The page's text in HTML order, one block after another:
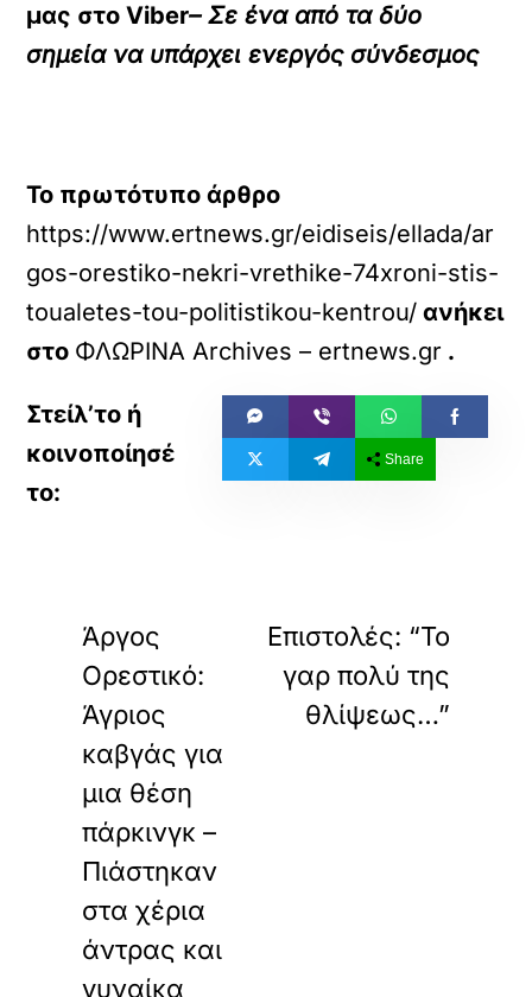
μας στοViber– Σε ένα από τα δύο
σημεία να υπάρχει ενεργός σύνδεσμος
Το πρωτότυπο άρθρο
https://www.ertnews.gr/eidiseis/ellada/ar
gos-orestiko-nekri-vrethike-74xroni-stis-
toualetes-tou-politistikou-kentrou/ ανήκει
στο ΦΛΩΡΙΝΑ Archives – ertnews.gr .
Share
Άργος
Ορεστικό:
Άγριος
καβγάς για
μια θέση
πάρκινγκ –
Πιάστηκαν
στα χέρια
άντρας και
γυναίκα
Επιστολές: “Το
γαρ πολύ της
θλίψεως…”